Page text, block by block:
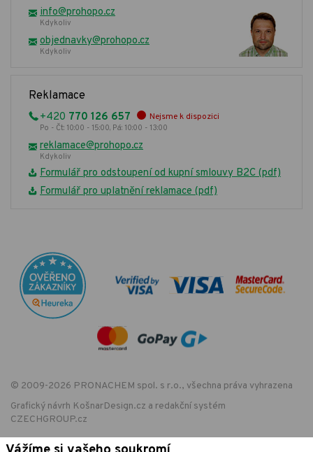
info@prohopo.cz
Kdykoliv
objednavky@prohopo.cz
Kdykoliv
Reklamace
+420 770 126 657 Nejsme k dispozici
Po - Čt: 10:00 - 15:00, Pá: 10:00 - 13:00
reklamace@prohopo.cz
Kdykoliv
Formulář pro odstoupení od kupní smlouvy B2C (pdf)
Formulář pro uplatnění reklamace (pdf)
© 2009-2026 PRONACHEM spol. s r.o., všechna práva vyhrazena
Grafický návrh KošnarDesign.cz a redakční systém
CZECHGROUP.cz